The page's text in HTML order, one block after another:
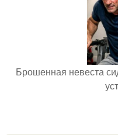
Брошенная невеста